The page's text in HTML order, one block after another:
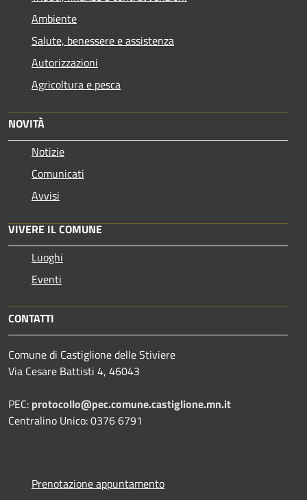
Ambiente
Salute, benessere e assistenza
Autorizzazioni
Agricoltura e pesca
NOVITÀ
Notizie
Comunicati
Avvisi
VIVERE IL COMUNE
Luoghi
Eventi
CONTATTI
Comune di Castiglione delle Stiviere
Via Cesare Battisti 4, 46043
PEC: protocollo@pec.comune.castiglione.mn.it
Centralino Unico: 0376 6791
Prenotazione appuntamento